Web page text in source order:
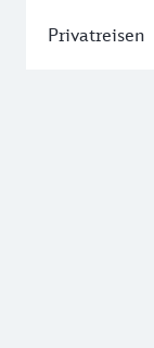
Privatreisen